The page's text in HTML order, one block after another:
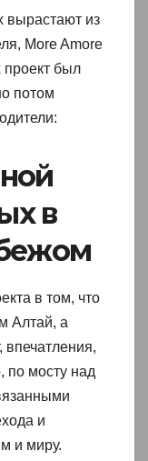
вырастают из
More Amore
проект был
потом
в
в том, что
Алтай, а
по мосту над
и
и миру.